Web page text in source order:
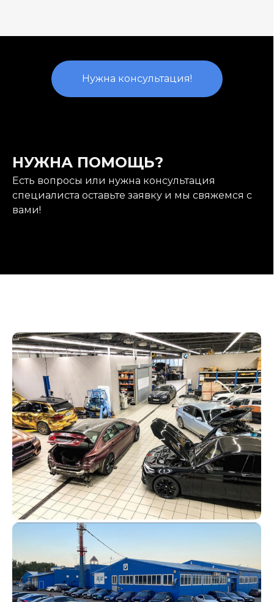
Нужна консультация!
НУЖНА ПОМОЩЬ?
Есть вопросы или нужна консультация
специалиста оставьте заявку и мы свяжемся с
вами!